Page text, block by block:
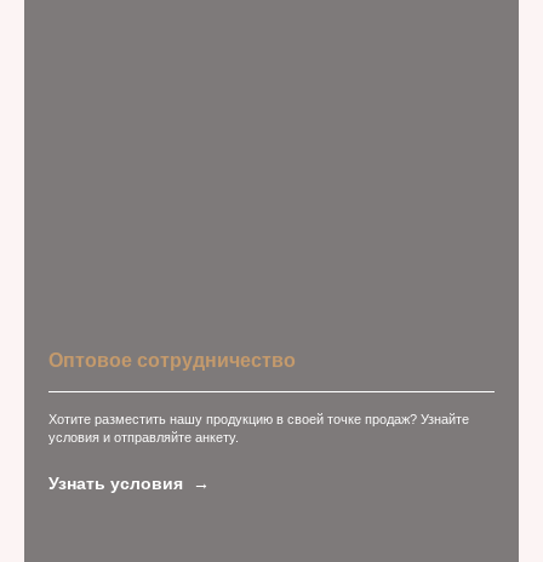
Оптовое сотрудничество
Хотите разместить нашу продукцию в своей точке продаж? Узнайте
условия и отправляйте анкету.
Узнать условия